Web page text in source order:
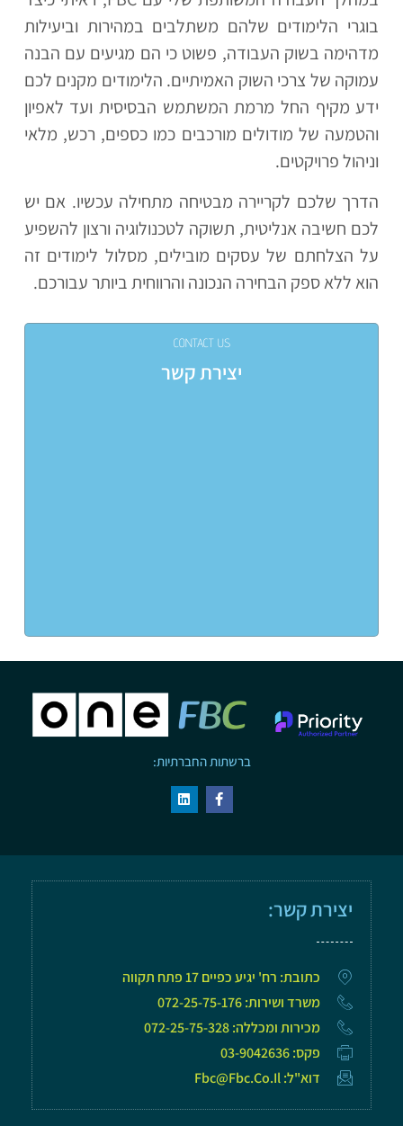
בוגרי הלימודים שלהם משתלבים במהירות וביעילות
מדהימה בשוק העבודה, פשוט כי הם מגיעים עם הבנה
עמוקה של צרכי השוק האמיתיים. הלימודים מקנים לכם
ידע מקיף החל מרמת המשתמש הבסיסית ועד לאפיון
והטמעה של מודולים מורכבים כמו כספים, רכש, מלאי
וניהול פרויקטים.
הדרך שלכם לקריירה מבטיחה מתחילה עכשיו. אם יש
לכם חשיבה אנליטית, תשוקה לטכנולוגיה ורצון להשפיע
על הצלחתם של עסקים מובילים, מסלול לימודים זה
הוא ללא ספק הבחירה הנכונה והרווחית ביותר עבורכם.
CONTACT US
יצירת קשר
ברשתות החברתיות:
יצירת קשר:
כתובת: רח' יגיע כפיים 17 פתח תקווה
משרד ושירות: 072-25-75-176
מכירות ומכללה: 072-25-75-328
פקס: 03-9042636
דוא"ל: Fbc@fbc.co.il